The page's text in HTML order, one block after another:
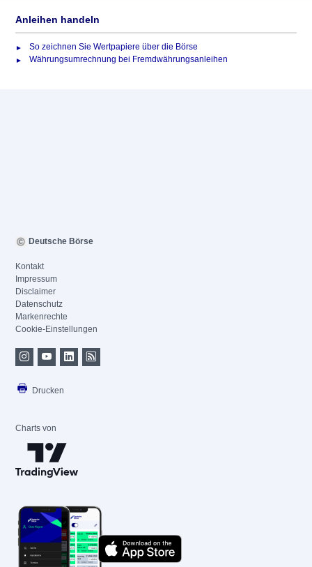
Anleihen handeln
So zeichnen Sie Wertpapiere über die Börse
Währungsumrechnung bei Fremdwährungsanleihen
Deutsche Börse
Kontakt
Impressum
Disclaimer
Datenschutz
Markenrechte
Cookie-Einstellungen
Drucken
Charts von